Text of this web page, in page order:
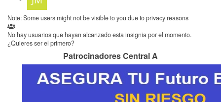
Note: Some users might not be visible to you due to privacy reasons
No hay usuarios que hayan alcanzado esta insignia por el momento.
¿Quieres ser el primero?
Patrocinadores Central A